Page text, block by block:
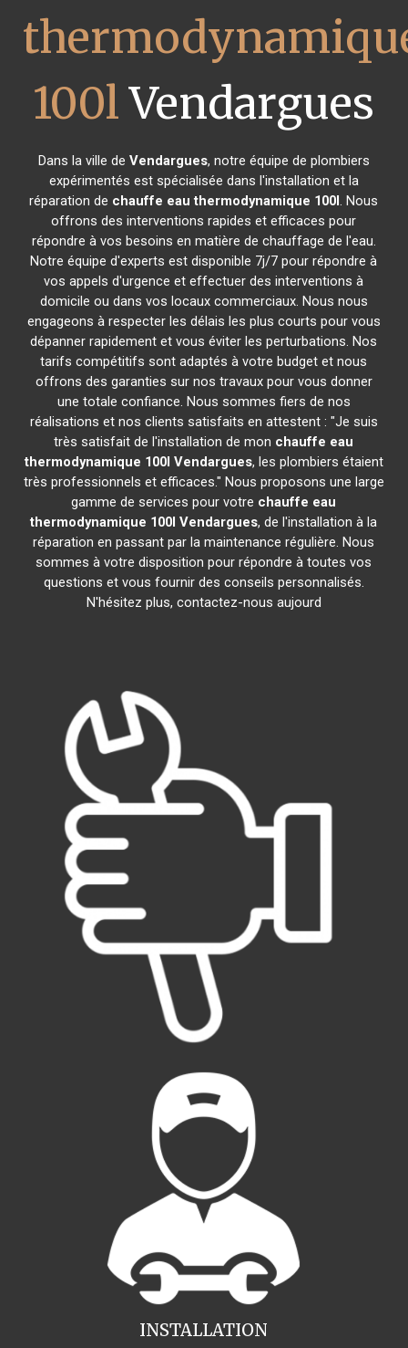
100lVendargues
Dans la ville de Vendargues, notre équipe de plombiers
expérimentés est spécialisée dans l'installation et la
réparation de chauffe eau thermodynamique 100l. Nous
offrons des interventions rapides et efficaces pour
répondre à vos besoins en matière de chauffage de l'eau.
Notre équipe d'experts est disponible 7j/7 pour répondre à
vos appels d'urgence et effectuer des interventions à
domicile ou dans vos locaux commerciaux. Nous nous
engageons à respecter les délais les plus courts pour vous
dépanner rapidement et vous éviter les perturbations. Nos
tarifs compétitifs sont adaptés à votre budget et nous
offrons des garanties sur nos travaux pour vous donner
une totale confiance. Nous sommes fiers de nos
réalisations et nos clients satisfaits en attestent : "Je suis
très satisfait de l'installation de mon chauffe eau
thermodynamique 100l Vendargues, les plombiers étaient
très professionnels et efficaces." Nous proposons une large
gamme de services pour votre chauffe eau
thermodynamique 100l Vendargues, de l'installation à la
réparation en passant par la maintenance régulière. Nous
sommes à votre disposition pour répondre à toutes vos
questions et vous fournir des conseils personnalisés.
N'hésitez plus, contactez-nous aujourd
INSTALLATION